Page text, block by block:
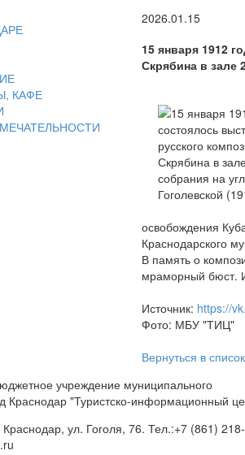
КАФЕ
2026.01.15
15 января 1912
Скрябина в зале
освобождения
Краснодарского
В память о
мраморный бюст.
Источник: https://
Фото: МБУ "ТИЦ"
Вернуться в
учреждение муниципального
Краснодар "Туристско-информационный
ул. Гоголя, 76. Тел.:+7 (861)